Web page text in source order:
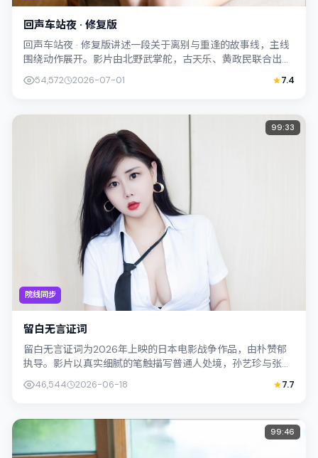
回声车站夜 · 修复版
回声车站夜 · 修复版讲述一段关于离别与重逢的故事线，主线
围绕动作展开。影片由北野武掌舵，古天乐、黄政民联合出
54,572 2026-07-01 7.4
院线同步
99:33
留白无言证词
留白无言证词为2026年上映的日本电影战争作品，由朴赞郁
执导。影片以真实细腻的笔触描写普通人处境，孙艺珍与张译
的对手戏张力十足，情节层层推进，适...
46,544 2026-06-18 7.7
99:46